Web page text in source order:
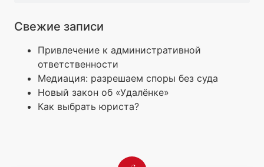
Свежие записи
Привлечение к административной
ответственности
Медиация: разрешаем споры без суда
Новый закон об «Удалёнке»
Как выбрать юриста?